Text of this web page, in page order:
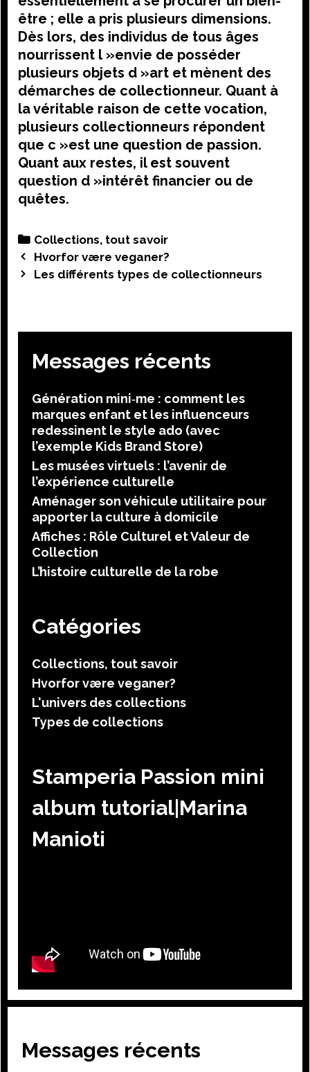
être ; elle a pris plusieurs dimensions.
Dès lors, des individus de tous âges
nourrissent l »envie de posséder
plusieurs objets d »art et mènent des
démarches de collectionneur. Quant à
la véritable raison de cette vocation,
plusieurs collectionneurs répondent
que c »est une question de passion.
Quant aux restes, il est souvent
question d »intérêt financier ou de
quêtes.
Categories
Collections, tout savoir
Post
navigation
Hvorfor være veganer?
Les différents types de collectionneurs
Messages récents
Génération mini‑me : comment les
marques enfant et les influenceurs
redessinent le style ado (avec
l’exemple Kids Brand Store)
Les musées virtuels : l’avenir de
l’expérience culturelle
Aménager son véhicule utilitaire pour
apporter la culture à domicile
Affiches : Rôle Culturel et Valeur de
Collection
L’histoire culturelle de la robe
Catégories
Collections, tout savoir
Hvorfor være veganer?
L'univers des collections
Types de collections
Stamperia Passion mini
album tutorial|Marina
Manioti
Messages récents